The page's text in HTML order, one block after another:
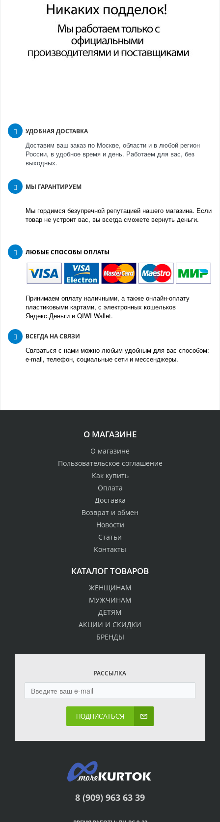
УДОБНАЯ ДОСТАВКА
Доставим ваш заказ по Москве, области и в любой регион
России, в удобное время и день. Работаем для вас, без
выходных.
МЫ ГАРАНТИРУЕМ
Мы гордимся безупречной репутацией нашего магазина. Если
товар не устроит вас, вы всегда сможете вернуть деньги.
ЛЮБЫЕ СПОСОБЫ ОПЛАТЫ
Принимаем оплату наличными, а также онлайн-оплату
пластиковыми картами, с электронных кошельков
Яндекс.Деньги и QIWI Wallet.
ВСЕГДА НА СВЯЗИ
Связаться с нами можно любым удобным для вас способом:
e-mail, телефон, социальные сети и мессенджеры.
О МАГАЗИНЕ
О магазине
Пользовательское соглашение
Как купить
Оплата
Доставка
Возврат и обмен
Новости
Статьи
Контакты
КАТАЛОГ ТОВАРОВ
ЖЕНЩИНАМ
МУЖЧИНАМ
ДЕТЯМ
АКЦИИ И СКИДКИ
БРЕНДЫ
РАССЫЛКА
ПОДПИСАТЬСЯ
8 (909) 963 63 39